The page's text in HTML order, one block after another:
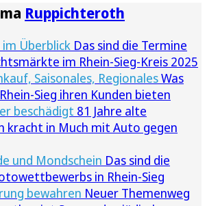
Ruppichteroth
Überblick Das sind die Termine
im Rhein-Sieg-Kreis 2025
Saisonales, RegionalesWas
Sieg ihren Kunden bieten
beschädigt 81 Jahre alte
kracht in Much mit Auto gegen
und Mondschein Das sind die
in Rhein-Sieg
bewahren Neuer Themenweg